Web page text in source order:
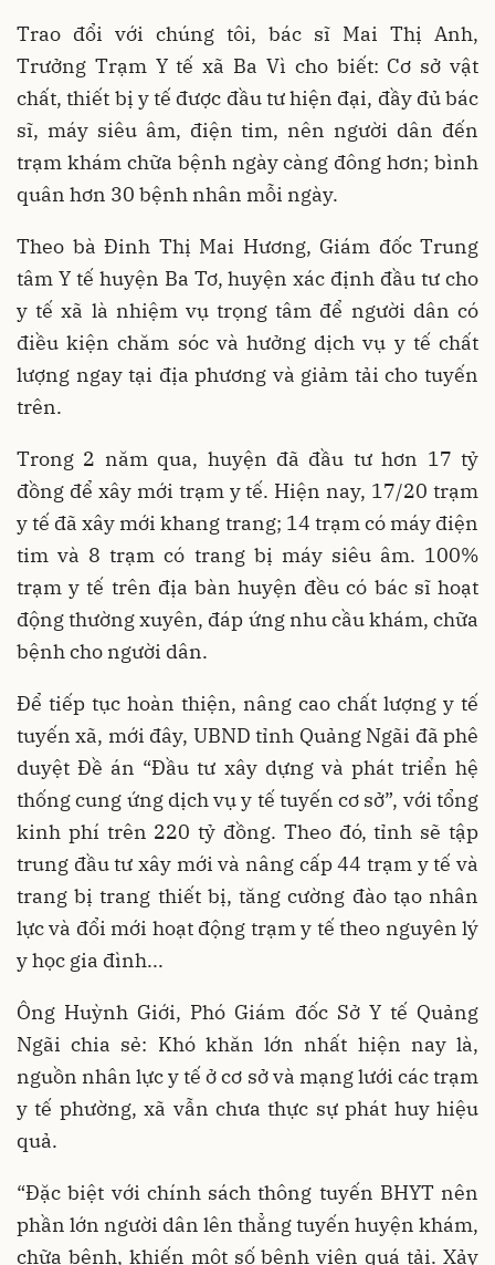
Trao đổi với chúng tôi, bác sĩ Mai Thị Anh,
Trưởng Trạm Y tế xã Ba Vì cho biết: Cơ sở vật
chất, thiết bị y tế được đầu tư hiện đại, đầy đủ bác
sĩ, máy siêu âm, điện tim, nên người dân đến
trạm khám chữa bệnh ngày càng đông hơn; bình
quân hơn 30 bệnh nhân mỗi ngày.
Theo bà Đinh Thị Mai Hương, Giám đốc Trung
tâm Y tế huyện Ba Tơ, huyện xác định đầu tư cho
y tế xã là nhiệm vụ trọng tâm để người dân có
điều kiện chăm sóc và hưởng dịch vụ y tế chất
lượng ngay tại địa phương và giảm tải cho tuyến
trên.
Trong 2 năm qua, huyện đã đầu tư hơn 17 tỷ
đồng để xây mới trạm y tế. Hiện nay, 17/20 trạm
y tế đã xây mới khang trang; 14 trạm có máy điện
tim và 8 trạm có trang bị máy siêu âm. 100%
trạm y tế trên địa bàn huyện đều có bác sĩ hoạt
động thường xuyên, đáp ứng nhu cầu khám, chữa
bệnh cho người dân.
Để tiếp tục hoàn thiện, nâng cao chất lượng y tế
tuyến xã, mới đây, UBND tỉnh Quảng Ngãi đã phê
duyệt Đề án “Đầu tư xây dựng và phát triển hệ
thống cung ứng dịch vụ y tế tuyến cơ sở”, với tổng
kinh phí trên 220 tỷ đồng. Theo đó, tỉnh sẽ tập
trung đầu tư xây mới và nâng cấp 44 trạm y tế và
trang bị trang thiết bị, tăng cường đào tạo nhân
lực và đổi mới hoạt động trạm y tế theo nguyên lý
y học gia đình...
Ông Huỳnh Giới, Phó Giám đốc Sở Y tế Quảng
Ngãi chia sẻ: Khó khăn lớn nhất hiện nay là,
nguồn nhân lực y tế ở cơ sở và mạng lưới các trạm
y tế phường, xã vẫn chưa thực sự phát huy hiệu
quả.
“Đặc biệt với chính sách thông tuyến BHYT nên
phần lớn người dân lên thẳng tuyến huyện khám,
chữa bệnh, khiến một số bệnh viện quá tải. Xảy